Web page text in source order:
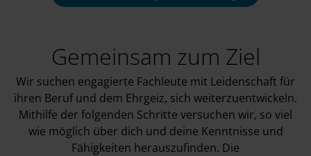
Gemeinsam zum Ziel
Wir suchen engagierte Fachleute mit Leidenschaft für
ihren Beruf und dem Ehrgeiz, sich weiterzuentwickeln.
Mithilfe der folgenden Schritte versuchen wir, so viel
wie möglich über dich und deine Kenntnisse und
Fähigkeiten herauszufinden. Die